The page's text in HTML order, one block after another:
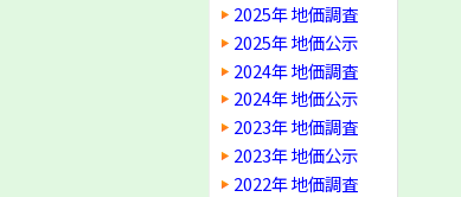
2025年 地価調査
2025年 地価公示
2024年 地価調査
2024年 地価公示
2023年 地価調査
2023年 地価公示
2022年 地価調査